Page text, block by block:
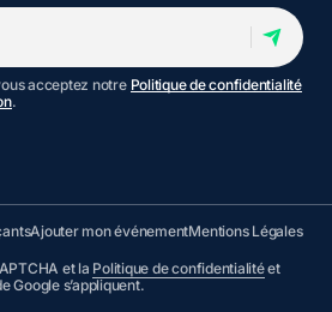
acceptez notre Politique de confidentialité
.
Ajouter mon événementMentions Légales
et la Politique de confidentialitéet
Google s’appliquent.